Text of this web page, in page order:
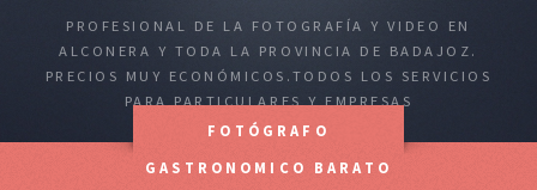
PROFESIONAL DE LA FOTOGRAFÍA Y VIDEO EN
ALCONERA Y TODA LA PROVINCIA DE BADAJOZ.
PRECIOS MUY ECONÓMICOS.TODOS LOS SERVICIOS
PARA PARTICULARES Y EMPRESAS
FOTÓGRAFO
GASTRONOMICO BARATO